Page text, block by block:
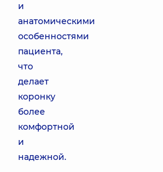
и
анатомическими
особенностями
пациента,
что
делает
коронку
более
комфортной
и
надежной.